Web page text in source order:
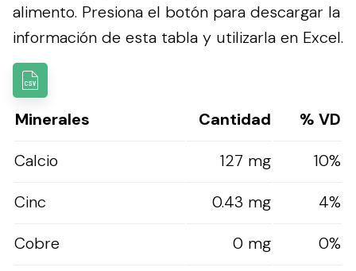
alimento. Presiona el botón para descargar la
información de esta tabla y utilizarla en Excel.
Minerales Cantidad
% VD
Calcio
127 mg
10%
Cinc
0.43 mg
4%
Cobre
0 mg
0%